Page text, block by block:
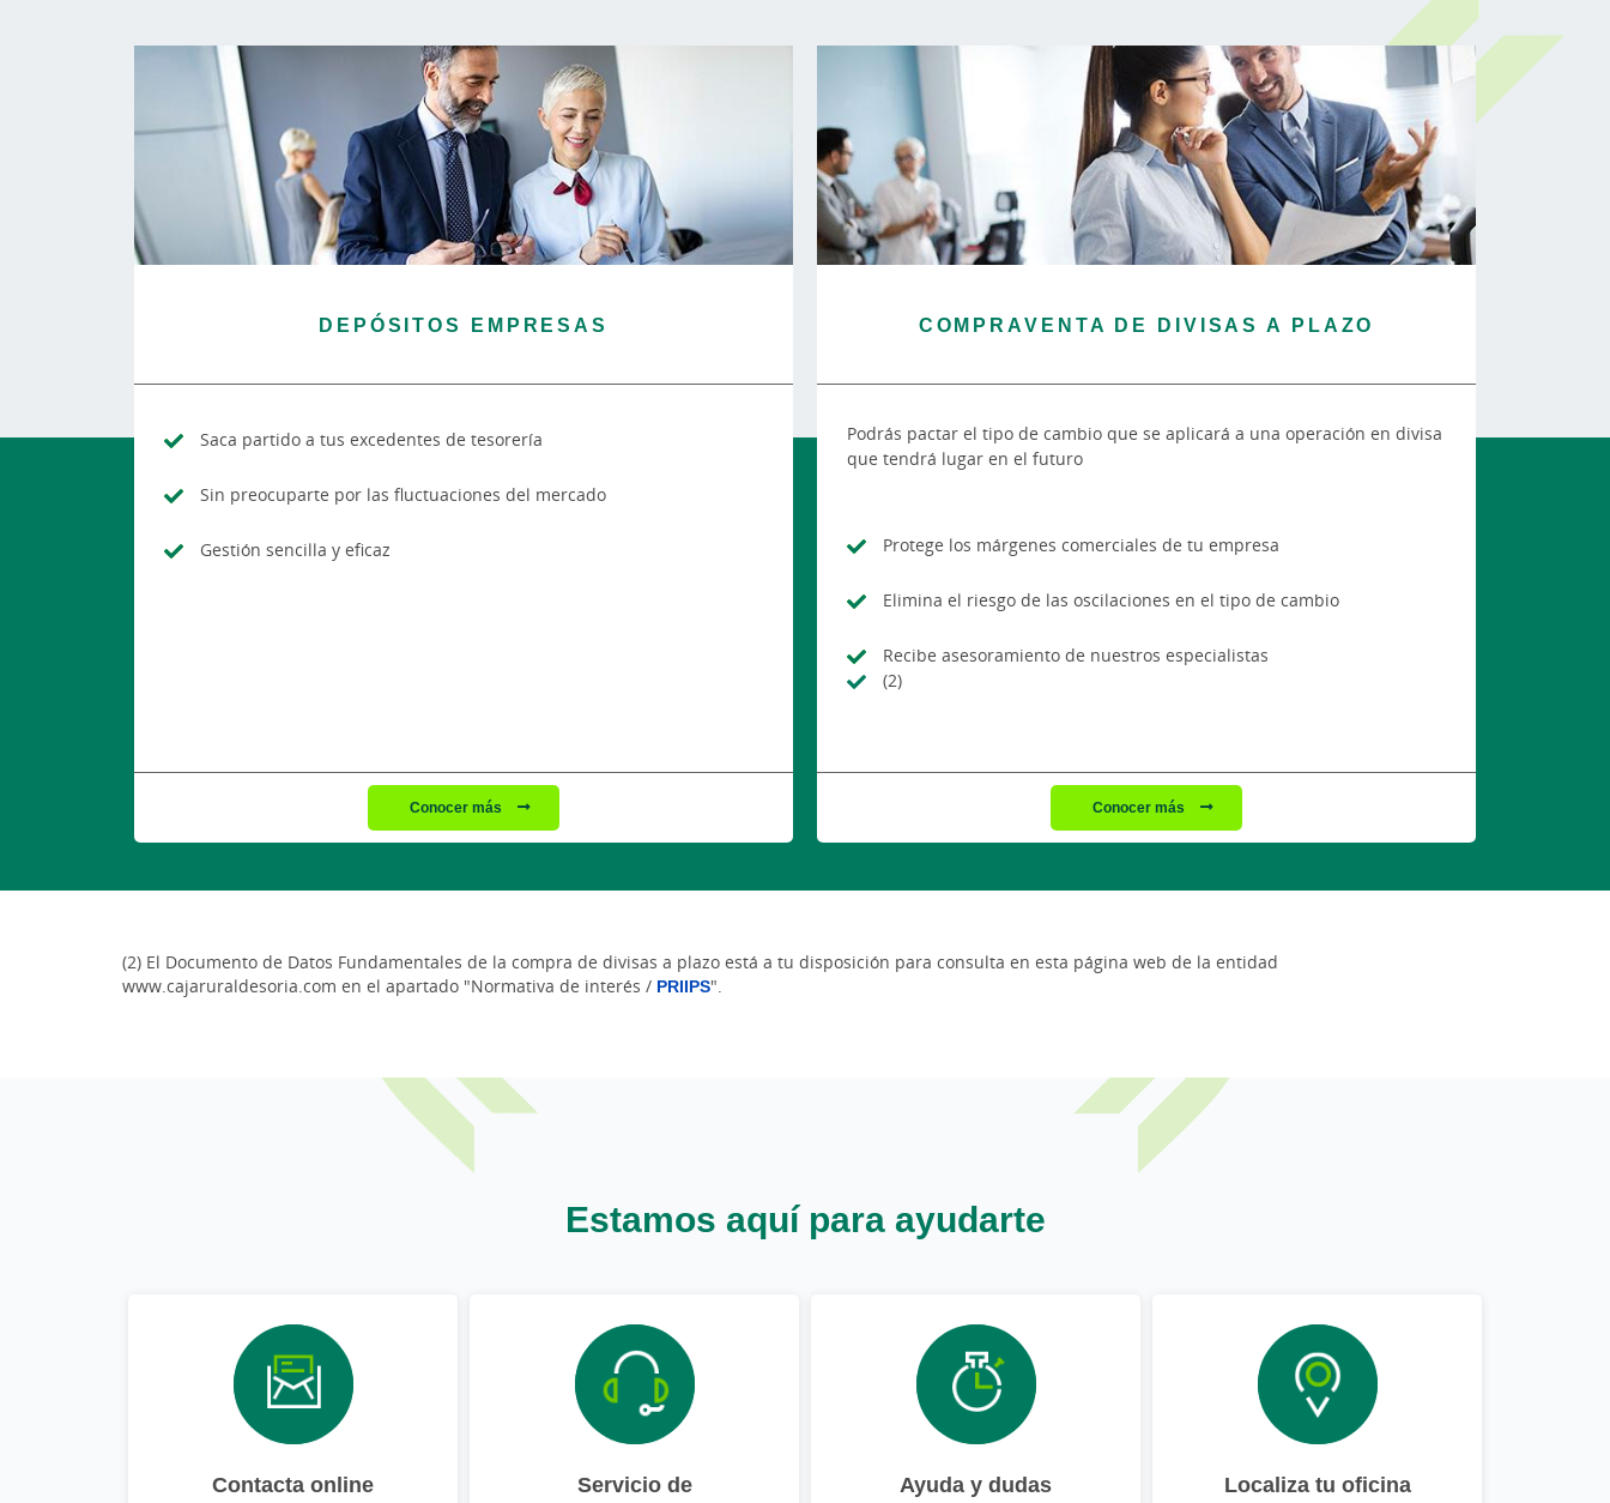
DEPÓSITOS EMPRESAS
Saca partido a tus excedentes de tesorería
Sin preocuparte por las fluctuaciones del mercado
Gestión sencilla y eficaz
Conocer más
COMPRAVENTA DE DIVISAS A PLAZO
Podrás pactar el tipo de cambio que se aplicará a una operación en divisa
que tendrá lugar en el futuro
Protege los márgenes comerciales de tu empresa
Elimina el riesgo de las oscilaciones en el tipo de cambio
Recibe asesoramiento de nuestros especialistas
(2)
Conocer más
(2) El Documento de Datos Fundamentales de la compra de divisas a plazo está a tu disposición para consulta en esta página web de la entidad
www.cajaruraldesoria.com en el apartado "Normativa de interés / PRIIPS".
Estamos aquí para ayudarte
Contacta online
Servicio de
Ayuda y dudas
Localiza tu oficina